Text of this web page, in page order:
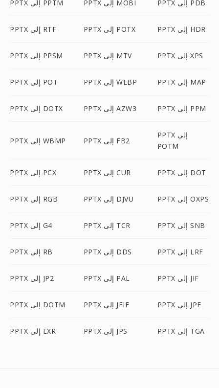
PPTX إلى PPTM PPTX إلى MOBI PPTX إلى PDB
PPTX إلى RTF PPTX إلى POTX PPTX إلى HDR
PPTX إلى PPSM PPTX إلى MTV PPTX إلى XPS
PPTX إلى POT PPTX إلى WEBP PPTX إلى MAP
PPTX إلى DOTX PPTX إلى AZW3 PPTX إلى PPM
PPTX إلى WBMP PPTX إلى FB2
PPTX إلى
POTM
PPTX إلى PCX PPTX إلى CUR PPTX إلى DOT
PPTX إلى RGB PPTX إلى DJVU PPTX إلى OXPS
PPTX إلى G4 PPTX إلى TCR PPTX إلى SNB
PPTX إلى RB PPTX إلى DDS PPTX إلى LRF
PPTX إلى JP2 PPTX إلى PAL PPTX إلى JIF
PPTX إلى DOTM PPTX إلى JFIF PPTX إلى JPE
PPTX إلى EXR PPTX إلى JPS PPTX إلى TGA